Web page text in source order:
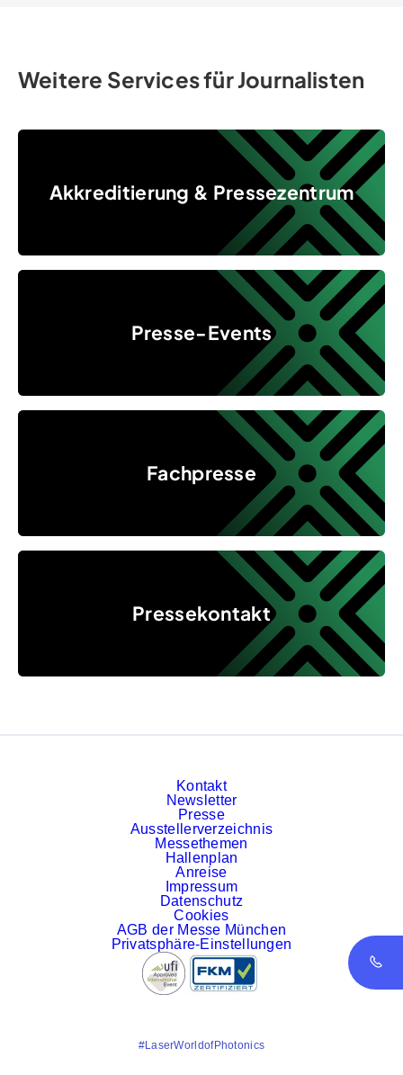
Weitere Services für Journalisten
Akkreditierung & Pressezentrum
Akkreditierung & Pressezentrum
Presse-Events
Presse-Events
Fachpresse
Fachpresse
Pressekontakt
Pressekontakt
Kontakt
Newsletter
Presse
Ausstellerverzeichnis
Messethemen
Hallenplan
Anreise
Impressum
Datenschutz
Cookies
AGB der Messe München
Privatsphäre-Einstellungen
#LaserWorldofPhotonics